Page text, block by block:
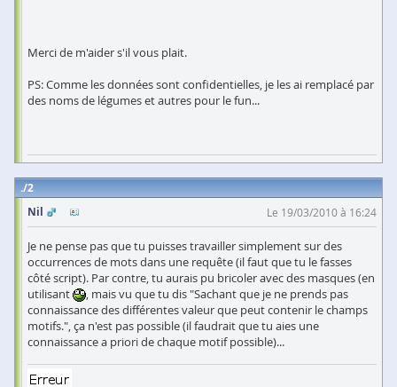
Merci de m'aider s'il vous plait.
PS: Comme les données sont confidentielles, je les ai remplacé par
des noms de légumes et autres pour le fun...
2
Nil
Le 19/03/2010 à 16:24
Je ne pense pas que tu puisses travailler simplement sur des
occurrences de mots dans une requête (il faut que tu le fasses
côté script). Par contre, tu aurais pu bricoler avec des masques (en
utilisant
, mais vu que tu dis "Sachant que je ne prends pas
connaissance des différentes valeur que peut contenir le champs
motifs.", ça n'est pas possible (il faudrait que tu aies une
connaissance a priori de chaque motif possible)...